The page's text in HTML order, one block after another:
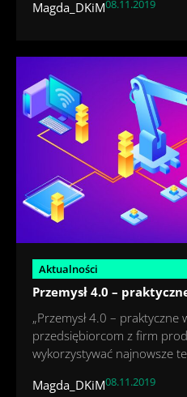
Magda_DKiM08.11.2019
Aktualności
Przemysł 4.0 –
„Przemysł 4.0 –
przedsiębiorcom z firm
wykorzystywać najnowsze
Magda_DKiM08.11.2019